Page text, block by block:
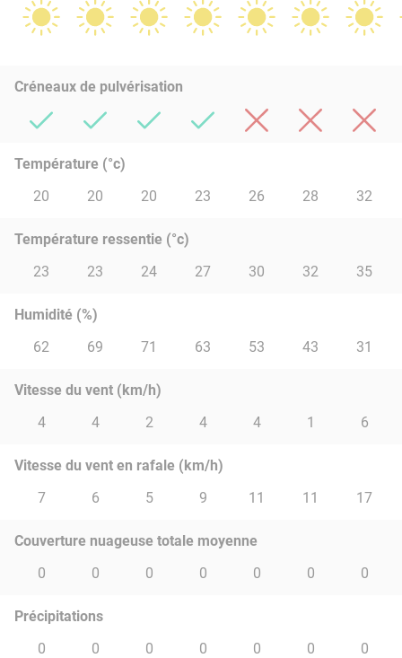
Créneaux de pulvérisation
Température (°c)
20
20 20 23 26 28 32
Température ressentie (°c)
23
23 24 27 30 32 35
Humidité (%)
62
69 71 63 53 43 31
Vitesse du vent (km/h)
4
4 2 4 4 1 6
Vitesse du vent en rafale (km/h)
7
6 5 9 11 11 17
Couverture nuageuse totale moyenne
0
0 0 0 0 0 0
Précipitations
0
0 0 0 0 0 0